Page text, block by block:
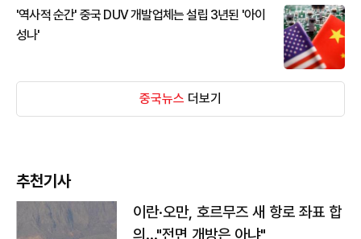
'역사적 순간' 중국 DUV 개발업체는 설립 3년된 '아이
성나'
중국뉴스 더보기
추천기사
이란·오만, 호르무즈 새 항로 좌표 합
의…"전면 개방은 아냐"